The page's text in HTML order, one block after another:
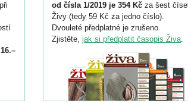
od čísla 1/2019 je 354 Kč za šest čísel
Živy (tedy 59 Kč za jedno číslo).
Dvouleté předplatné je zrušeno.
Zjistěte, jak si předplatit časopis Živa.